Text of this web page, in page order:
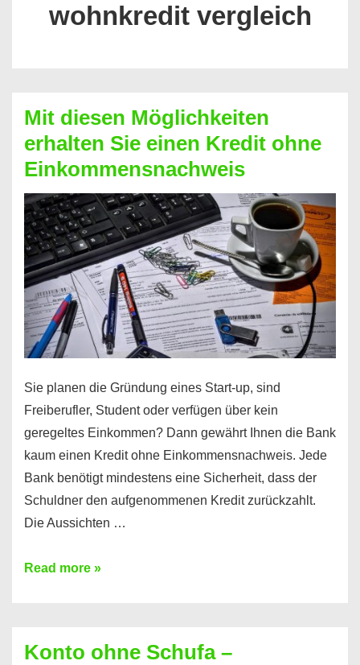
wohnkredit vergleich
Mit diesen Möglichkeiten
erhalten Sie einen Kredit ohne
Einkommensnachweis
Sie planen die Gründung eines Start-up, sind
Freiberufler, Student oder verfügen über kein
geregeltes Einkommen? Dann gewährt Ihnen die Bank
kaum einen Kredit ohne Einkommensnachweis. Jede
Bank benötigt mindestens eine Sicherheit, dass der
Schuldner den aufgenommenen Kredit zurückzahlt.
Die Aussichten …
Mit
Sie
Read more »
Konto ohne Schufa –